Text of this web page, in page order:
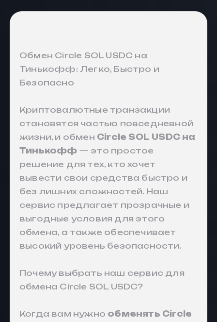
Обмен Circle SOL USDC на
Тинькофф: Легко, Быстро и
Безопасно
Криптовалютные транзакции
становятся частью повседневной
жизни, и обмен Circle SOL USDC на
Тинькофф — это простое
решение для тех, кто хочет
вывести свои средства быстро и
без лишних сложностей. Наш
сервис предлагает прозрачные и
выгодные условия для этого
обмена, а также обеспечивает
высокий уровень безопасности.
Почему выбрать наш сервис для
обмена Circle SOL USDC?
Когда вам нужно обменять Circle